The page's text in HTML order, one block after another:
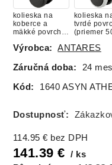
kolieska na
koberce a
mäkké povrchy
mm)
kolieska
tvrdé
(priemer
Výrobca: ANTARES
Záručná doba: 24
Kód: 1640 ASYN
Dostupnosť:
114.95 € bez DPH
141.39 €
ks